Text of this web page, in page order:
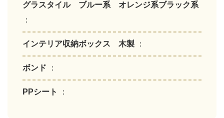
グラスタイル ブルー系 オレンジ系ブラック系
：
インテリア収納ボックス 木製 ：
ボンド ：
PPシート ：